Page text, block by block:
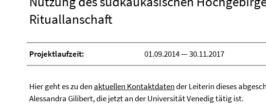
Rituallanschaft
Projektlaufzeit: 01.09.2014 — 30.11.2017
Hier geht es zu den aktuellen Kontaktdatender Leiterin dieses
Alessandra Gilibert, die jetzt an der Universität Venedig tätig ist.